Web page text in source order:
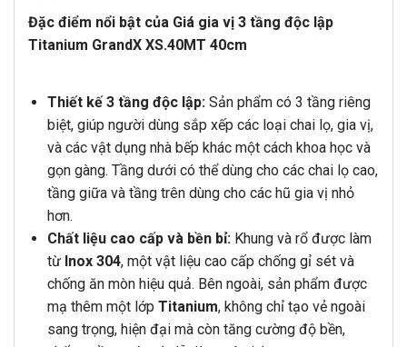
Đặc điểm nổi bật của Giá gia vị 3 tầng độc lập
Titanium GrandX XS.40MT 40cm
Thiết kế 3 tầng độc lập:Sản phẩm có 3 tầng riêng
biệt, giúp người dùng sắp xếp các loại chai lọ, gia vị,
và các vật dụng nhà bếp khác một cách khoa học và
gọn gàng. Tầng dưới có thể dùng cho các chai lọ cao,
tầng giữa và tầng trên dùng cho các hũ gia vị nhỏ
hơn.
Chất liệu cao cấp và bền bỉ:Khung và rổ được làm
từ Inox 304, một vật liệu cao cấp chống gỉ sét và
chống ăn mòn hiệu quả. Bên ngoài, sản phẩm được
mạ thêm một lớp Titanium, không chỉ tạo vẻ ngoài
sang trọng, hiện đại mà còn tăng cường độ bền,